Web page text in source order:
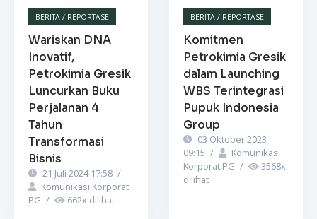
BERITA / REPORTASE
Wariskan DNA
Inovatif,
Petrokimia Gresik
Luncurkan Buku
Perjalanan 4
Tahun
Transformasi
Bisnis
21 Juli 2024 17:58 /
Komunikasi Korporat
PG / 662x dilihat
BERITA / REPORTASE
Komitmen
Petrokimia Gresik
dalam Launching
WBS Terintegrasi
Pupuk Indonesia
Group
03 Oktober 2023
09:15 /
Komunikasi
Korporat PG / 3568x
dilihat